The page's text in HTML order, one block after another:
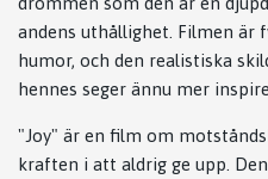
andens uthållighet. Filmen är
humor, och den realistiska
hennes seger ännu mer
"Joy" är en film om
kraften i att aldrig ge upp.